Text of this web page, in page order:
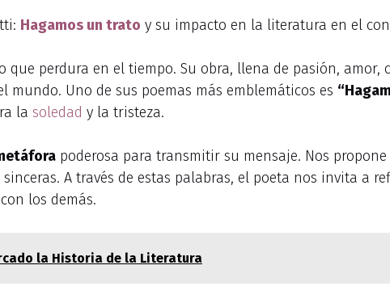
Hagamos un trato y su impacto en la literatura en el
perdura en el tiempo. Su obra, llena de pasión, amor,
Uno de sus poemas más emblemáticos es
la soledad y la tristeza.
poderosa para transmitir su mensaje. Nos
A través de estas palabras, el poeta nos invita a
los demás.
la Historia de la Literatura